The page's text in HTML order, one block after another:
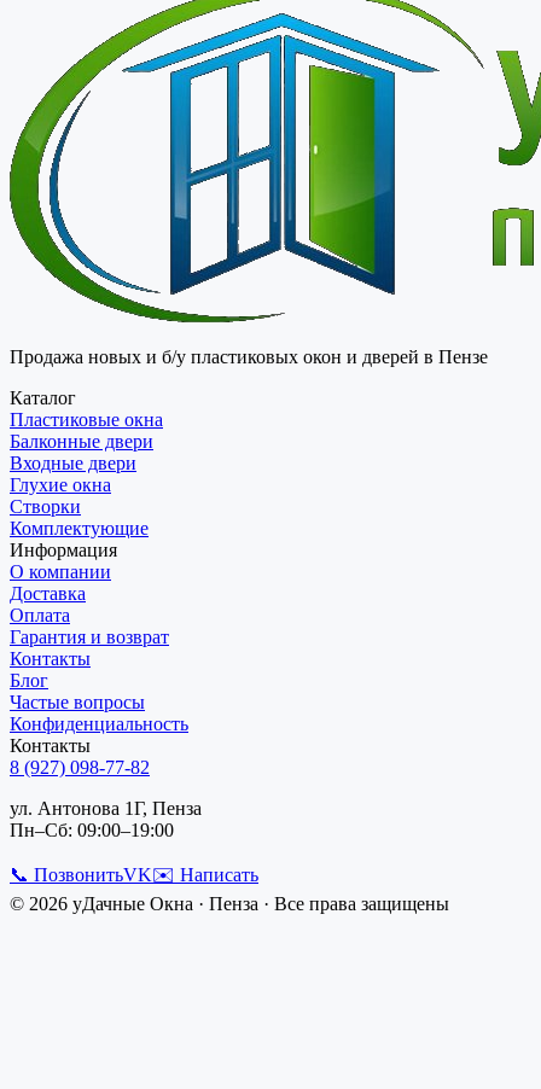
Продажа новых и б/у пластиковых окон и дверей в Пензе
Каталог
Пластиковые окна
Балконные двери
Входные двери
Глухие окна
Створки
Комплектующие
Информация
О компании
Доставка
Оплата
Гарантия и возврат
Контакты
Блог
Частые вопросы
Конфиденциальность
Контакты
8 (927) 098-77-82
ул. Антонова 1Г, Пенза
Пн–Сб: 09:00–19:00
📞 ПозвонитьVK✉️ Написать
© 2026 уДачные Окна · Пенза · Все права защищены